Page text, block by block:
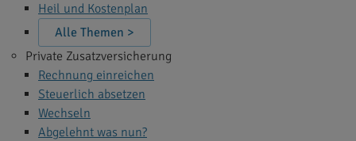
Heil und Kostenplan
Alle Themen >
Private Zusatzversicherung
Rechnung einreichen
Steuerlich absetzen
Wechseln
Abgelehnt was nun?